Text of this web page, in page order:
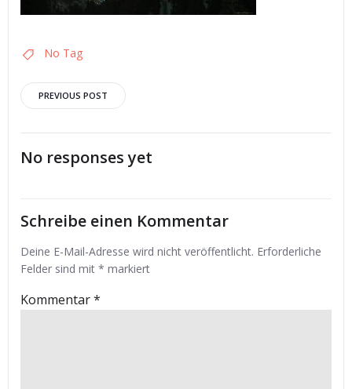
No Tag
Post
navigation
PREVIOUS POST
No responses yet
Schreibe einen Kommentar
Deine E-Mail-Adresse wird nicht veröffentlicht. Erforderliche
Felder sind mit * markiert
Kommentar*